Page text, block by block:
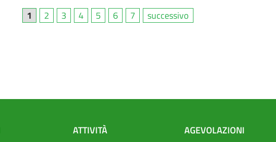
1 2 3 4 5 6 7 successivo
ATTIVITÀ
AGEVOLAZIONI